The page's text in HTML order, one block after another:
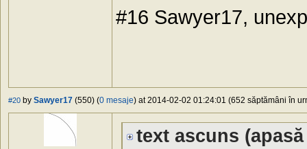
#16 Sawyer17,
#20 by Sawyer17 (550) (0 mesaje) at 2014-02-02 01:24:01 (652 săptămâni în
text ascuns